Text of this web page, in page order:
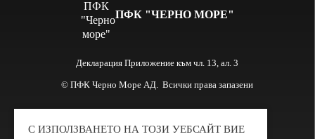
ПФК "ЧЕРНО МОРЕ"
Декларация Приложение към чл. 13, ал. 3
© ПФК Черно Море АД. Всички права запазени
С ИЗПОЛЗВАНЕТО НА ТОЗИ УЕБСАЙТ ВИЕ